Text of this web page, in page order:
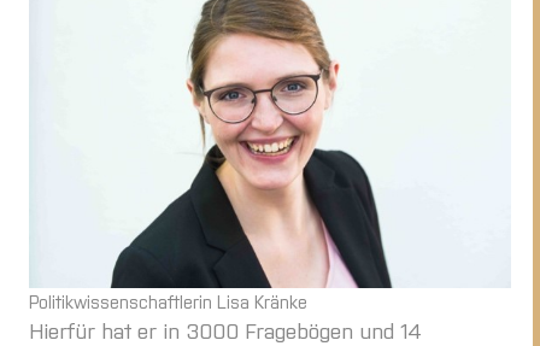
Politikwissenschaftlerin Lisa Kränke
Hierfür hat er in 3000 Fragebögen und 14